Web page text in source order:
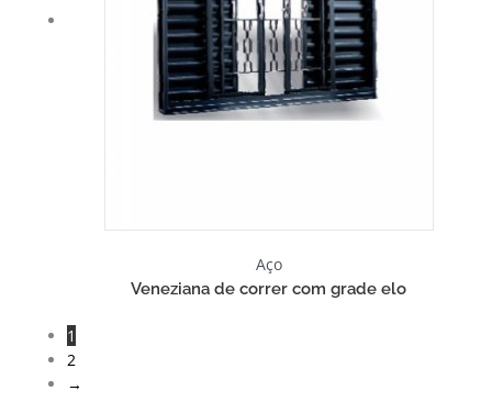
Aço
Veneziana de correr com grade elo
1
2
→